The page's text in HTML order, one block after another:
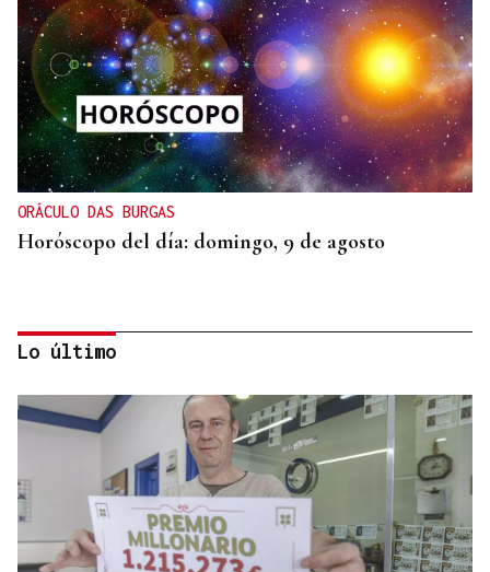
ORÁCULO DAS BURGAS
Horóscopo del día: domingo, 9 de agosto
INCLUSIÓN
Lo último